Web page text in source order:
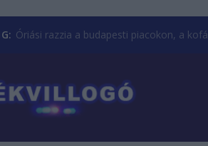
Óriási razzia a budapesti piacokon, a